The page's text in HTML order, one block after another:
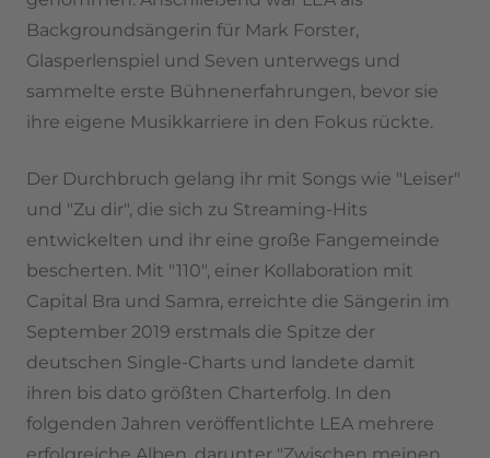
Backgroundsängerin für Mark Forster,
Glasperlenspiel und Seven unterwegs und
sammelte erste Bühnenerfahrungen, bevor sie
ihre eigene Musikkarriere in den Fokus rückte.
Der Durchbruch gelang ihr mit Songs wie "Leiser"
und "Zu dir", die sich zu Streaming-Hits
entwickelten und ihr eine große Fangemeinde
bescherten. Mit "110", einer Kollaboration mit
Capital Bra und Samra, erreichte die Sängerin im
September 2019 erstmals die Spitze der
deutschen Single-Charts und landete damit
ihren bis dato größten Charterfolg. In den
folgenden Jahren veröffentlichte LEA mehrere
erfolgreiche Alben, darunter "Zwischen meinen